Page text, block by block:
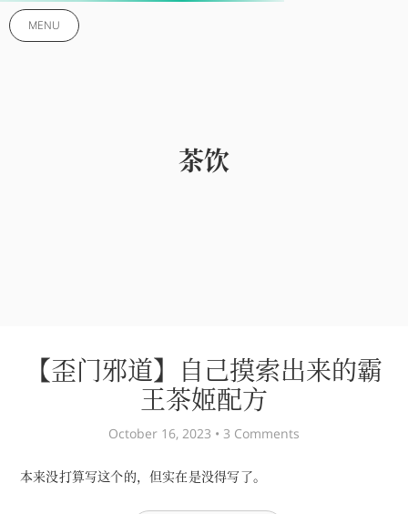
MENU
茶饮
【歪门邪道】自己摸索出来的霸
王茶姬配方
October 16, 2023 • 3 Comments
本来没打算写这个的，但实在是没得写了。